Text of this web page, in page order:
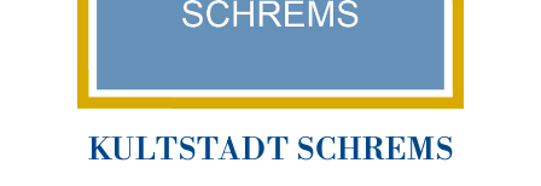
KULTSTADT SCHREMS